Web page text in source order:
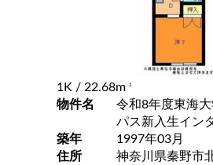
1K / 22.68m 2
物件名
令和8年度東海
パス新入生イン
築年
1997年03月
住所
神奈川県秦野市